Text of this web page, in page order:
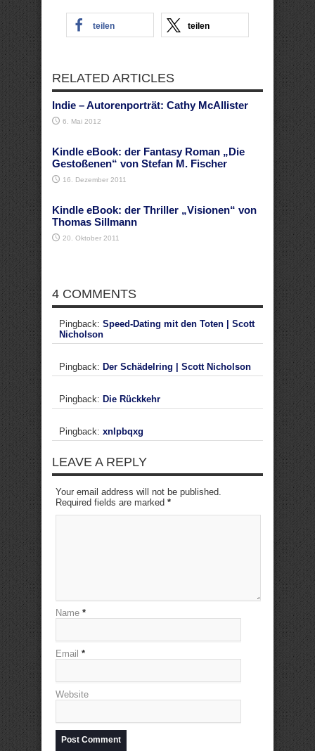
teilen teilen
RELATED ARTICLES
Indie – Autorenporträt: Cathy McAllister
6. Mai 2012
Kindle eBook: der Fantasy Roman „Die
Gestoßenen“ von Stefan M. Fischer
16. Dezember 2011
Kindle eBook: der Thriller „Visionen“ von
Thomas Sillmann
20. Oktober 2011
4 COMMENTS
Pingback: Speed-Dating mit den Toten | Scott
Nicholson
Pingback: Der Schädelring | Scott Nicholson
Pingback: Die Rückkehr
Pingback: xnlpbqxg
LEAVE A REPLY
Your email address will not be published.
Required fields are marked *
Name *
Email *
Website